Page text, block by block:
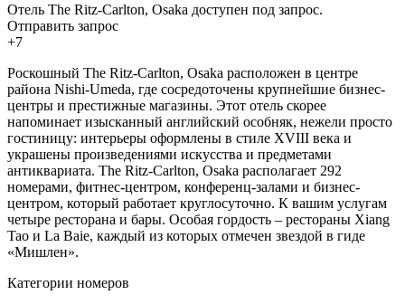
Отель The Ritz-Carlton, Osaka доступен под запрос.
Отправить запрос
+7
Роскошный The Ritz-Carlton, Osaka расположен в центре
района Nishi-Umeda, где сосредоточены крупнейшие бизнес-
центры и престижные магазины. Этот отель скорее
напоминает изысканный английский особняк, нежели просто
гостиницу: интерьеры оформлены в стиле XVIII века и
украшены произведениями искусства и предметами
антиквариата. The Ritz-Carlton, Osaka располагает 292
номерами, фитнес-центром, конференц-залами и бизнес-
центром, который работает круглосуточно. К вашим услугам
четыре ресторана и бары. Особая гордость – рестораны Xiang
Tao и La Baie, каждый из которых отмечен звездой в гиде
«Мишлен».
Категории номеров